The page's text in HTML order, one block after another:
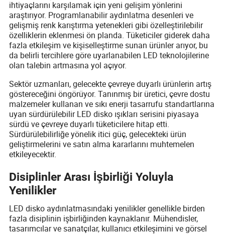
ihtiyaçlarını karşılamak için yeni gelişim yönlerini
araştırıyor. Programlanabilir aydınlatma desenleri ve
gelişmiş renk karıştırma yetenekleri gibi özelleştirilebilir
özelliklerin eklenmesi ön planda. Tüketiciler giderek daha
fazla etkileşim ve kişiselleştirme sunan ürünler arıyor, bu
da belirli tercihlere göre uyarlanabilen LED teknolojilerine
olan talebin artmasına yol açıyor.
Sektör uzmanları, gelecekte çevreye duyarlı ürünlerin artış
göstereceğini öngörüyor. Tanınmış bir üretici, çevre dostu
malzemeler kullanan ve sıkı enerji tasarrufu standartlarına
uyan sürdürülebilir LED disko ışıkları serisini piyasaya
sürdü ve çevreye duyarlı tüketicilere hitap etti.
Sürdürülebilirliğe yönelik itici güç, gelecekteki ürün
geliştirmelerini ve satın alma kararlarını muhtemelen
etkileyecektir.
Disiplinler Arası İşbirliği Yoluyla
Yenilikler
LED disko aydınlatmasındaki yenilikler genellikle birden
fazla disiplinin işbirliğinden kaynaklanır. Mühendisler,
tasarımcılar ve sanatçılar, kullanıcı etkileşimini ve görsel